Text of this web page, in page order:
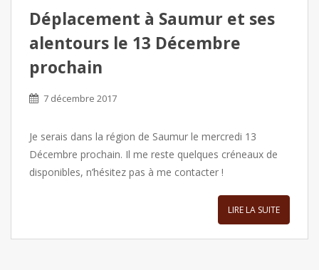
Déplacement à Saumur et ses
alentours le 13 Décembre
prochain
7 décembre 2017
Je serais dans la région de Saumur le mercredi 13
Décembre prochain. Il me reste quelques créneaux de
disponibles, n’hésitez pas à me contacter !
LIRE LA SUITE